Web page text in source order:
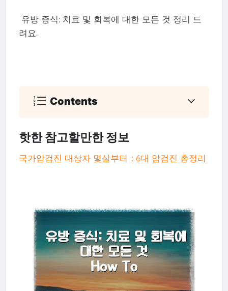
유방 증식: 치료 및 회복에 대한 모든 것 정리 드
려요.
Contents
핫한 참고할만한 정보
국가암검진 대상자 몇살부터 :: 6대 암검진 총정리